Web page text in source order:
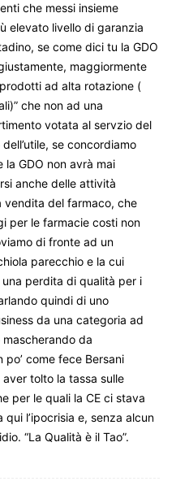
che messi insieme
elevato livello di garanzia
se come dici tu la GDO
maggiormente
ad alta rotazione (
che non ad una
votata al servzio del
se concordiamo
la GDO non avrà mai
anche delle attività
vendita del farmaco, che
per le farmacie costi non
di fronte ad un
parecchio e la cui
perdita di qualità per i
quindi di uno
da una categoria ad
mascherando da
po’ come fece Bersani
tolto la tassa sulle
per le quali la CE ci stava
qui l’ipocrisia e, senza alcun
“La Qualità è il Tao”.